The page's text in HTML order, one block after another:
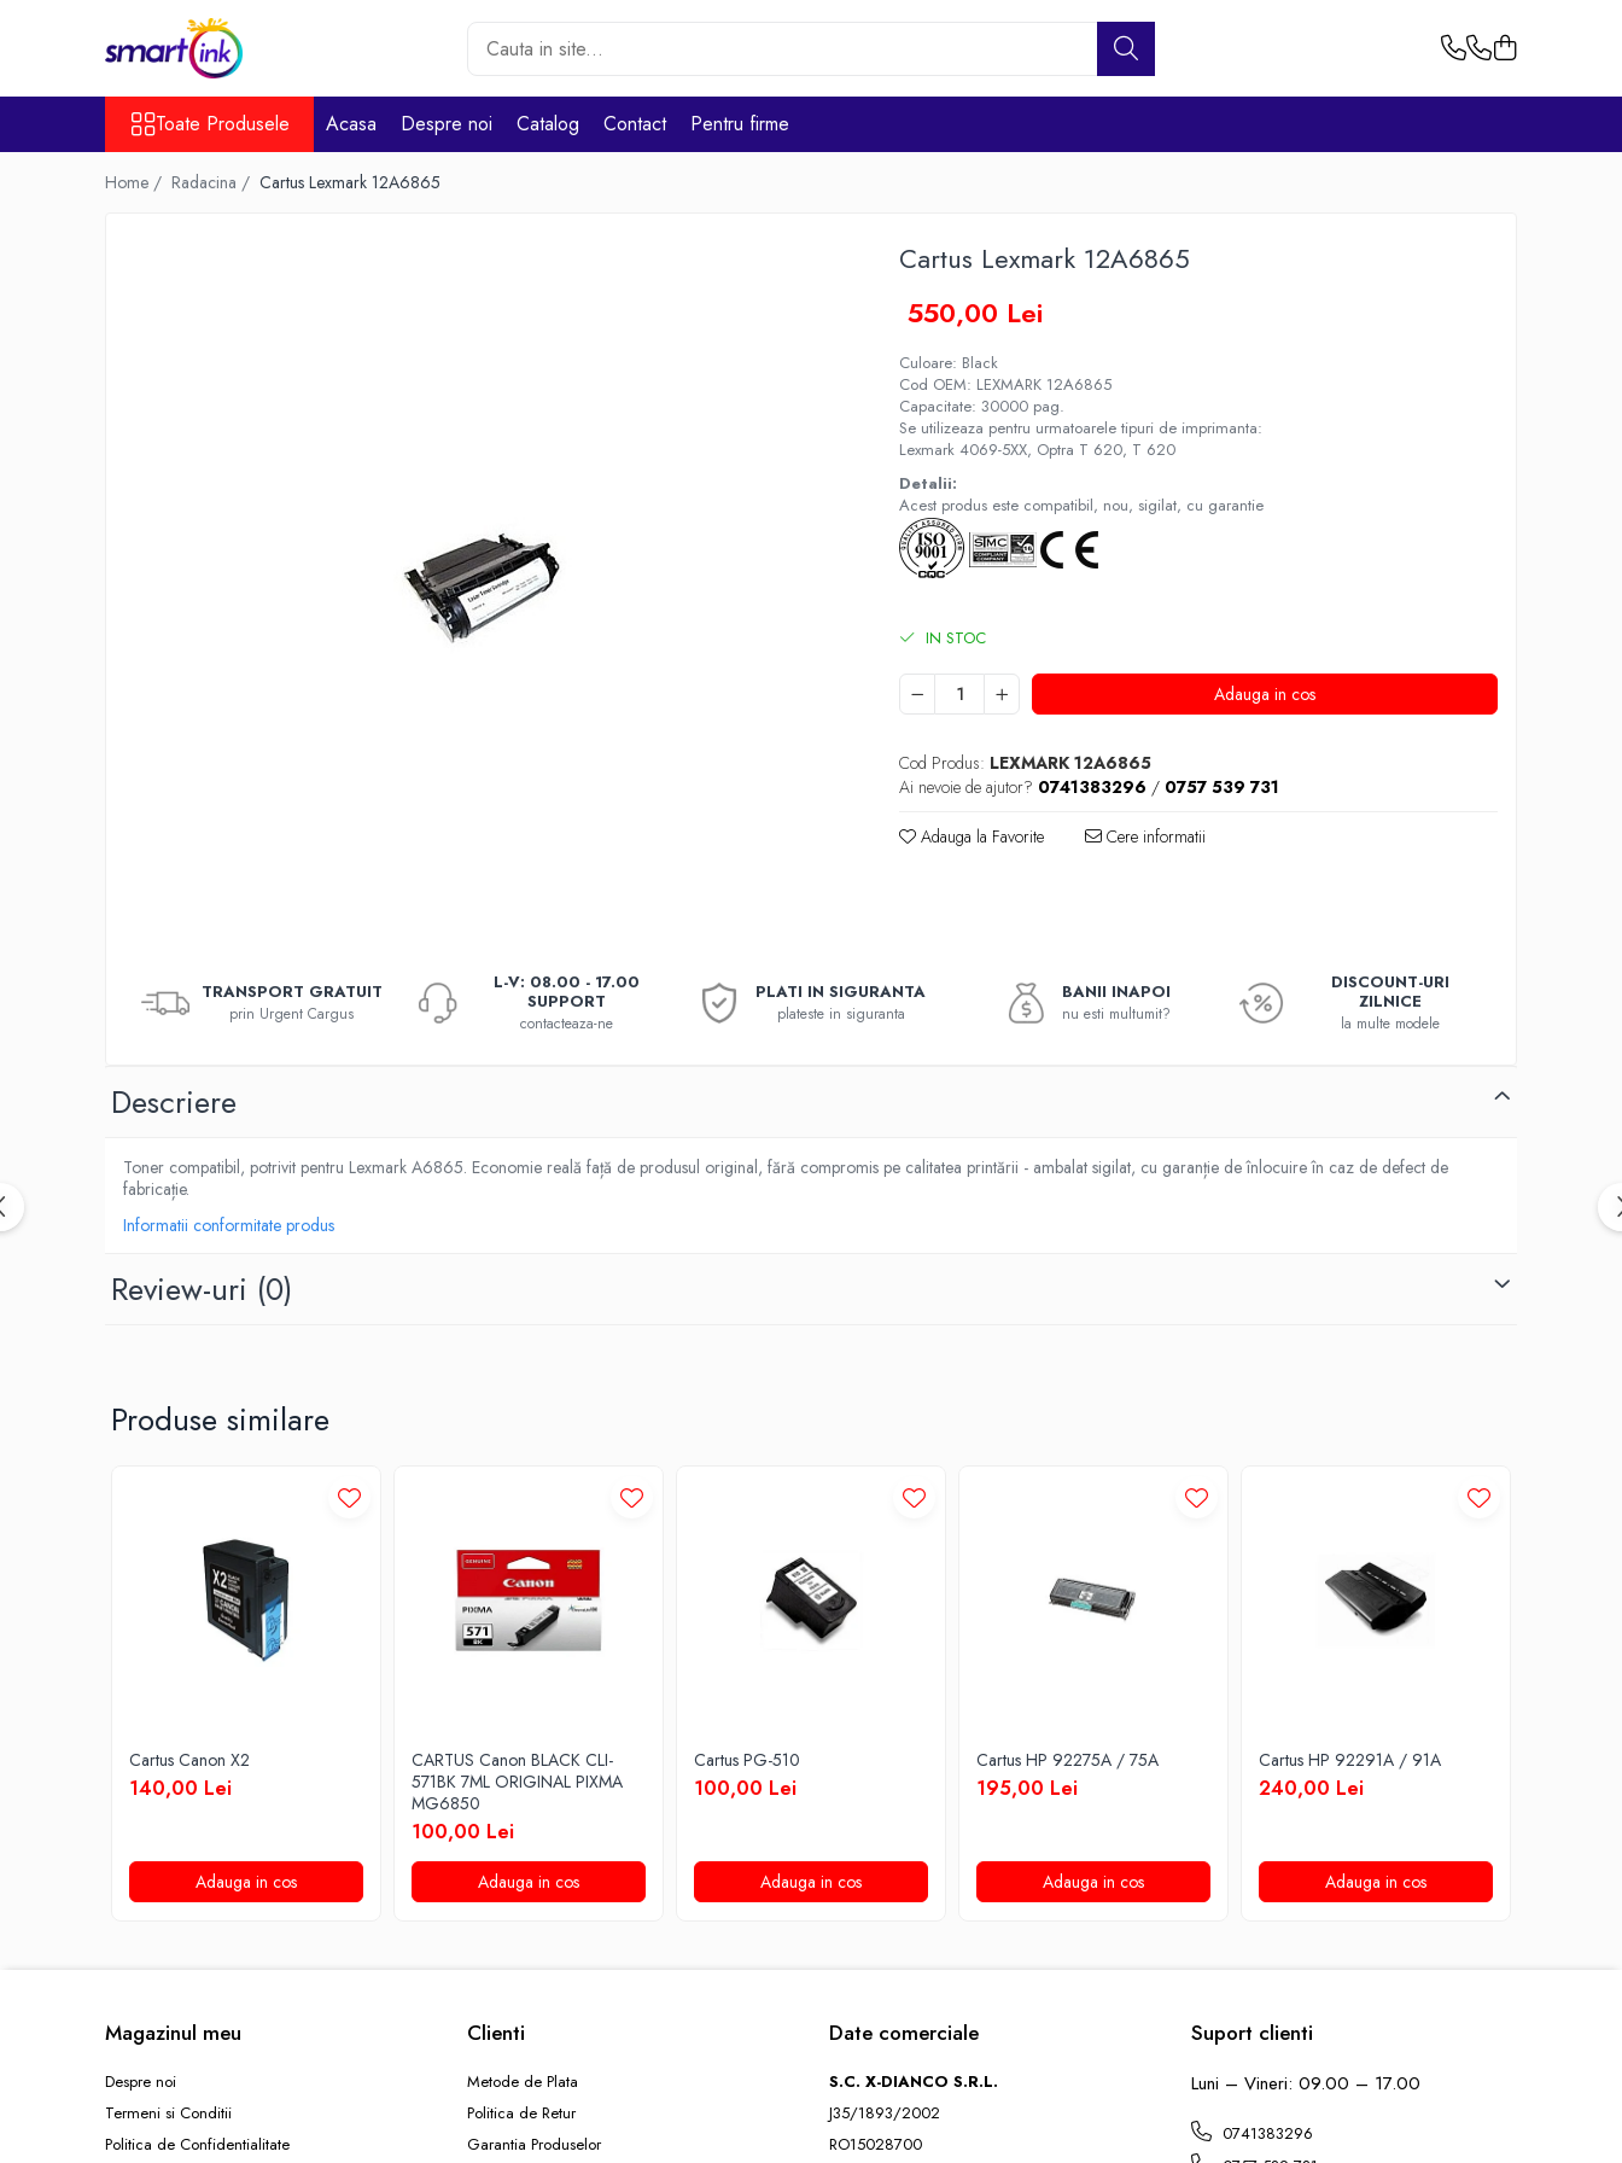
Toate Produsele Acasa Despre noi Catalog Contact Pentru firme
Home / Radacina / Cartus Lexmark 12A6865
Cartus Lexmark 12A6865
550,00 Lei
Culoare: Black
Cod OEM: LEXMARK 12A6865
Capacitate: 30000 pag.
Se utilizeaza pentru urmatoarele tipuri de imprimanta:
Lexmark 4069-5XX, Optra T 620, T 620
Detalii:
Acest produs este compatibil, nou, sigilat, cu garantie
IN STOC
Adauga in cos
Cod Produs: LEXMARK 12A6865
Ai nevoie de ajutor? 0741383296 / 0757 539 731
Adauga la Favorite Cere informatii
TRANSPORT GRATUIT
prin Urgent Cargus
L-V: 08.00 - 17.00
SUPPORT
contacteaza-ne
PLATI IN SIGURANTA
plateste in siguranta
BANII INAPOI
nu esti multumit?
DISCOUNT-URI
ZILNICE
la multe modele
Descriere
Toner compatibil, potrivit pentru Lexmark A6865. Economie reală față de produsul original, fără compromis pe calitatea printării - ambalat sigilat, cu garanție de înlocuire în caz de defect de
fabricație.
Informatii conformitate produs
Review-uri (0)
Produse similare
Cartus Canon X2
140,00 Lei
Adauga in cos
CARTUS Canon BLACK CLI-
571BK 7ML ORIGINAL PIXMA
MG6850
100,00 Lei
Adauga in cos
Cartus PG-510
100,00 Lei
Adauga in cos
Cartus HP 92275A / 75A
195,00 Lei
Adauga in cos
Cartus HP 92291A / 91A
240,00 Lei
Adauga in cos
Magazinul meu
Despre noi
Termeni si Conditii
Politica de Confidentialitate
Clienti
Metode de Plata
Politica de Retur
Garantia Produselor
Date comerciale
S.C. X-DIANCO S.R.L.
J35/1893/2002
RO15028700
Suport clienti
Luni – Vineri: 09.00 – 17.00
0741383296